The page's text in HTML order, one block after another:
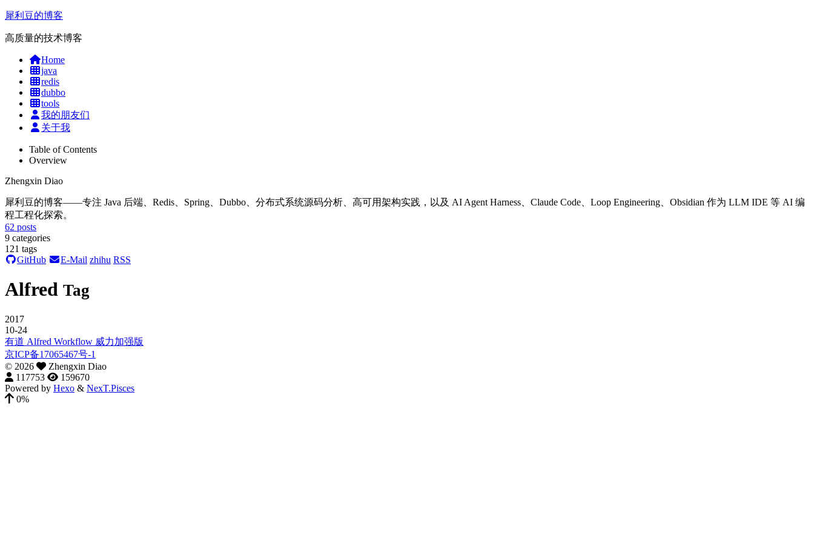
犀利豆的博客
高质量的技术博客
Home
java
redis
dubbo
tools
我的朋友们
关于我
Table of Contents
Overview
Zhengxin Diao
犀利豆的博客——专注 Java 后端、Redis、Spring、Dubbo、分布式系统源码分析、高可用架构实践，以及 AI Agent Harness、Claude Code、Loop Engineering、Obsidian 作为 LLM IDE 等 AI 编
程工程化探索。
62 posts
9 categories
121 tags
GitHub
E-Mail zhihu RSS
Alfred Tag
2017
10-24
有道 Alfred Workflow 威力加强版
京ICP备17065467号-1
© 2026
Zhengxin Diao
117753
159670
Powered by Hexo & NexT.Pisces
0%